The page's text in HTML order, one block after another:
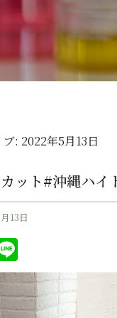
ブ: 2022年5月13日
ット#沖縄ハイ
13日
n
e